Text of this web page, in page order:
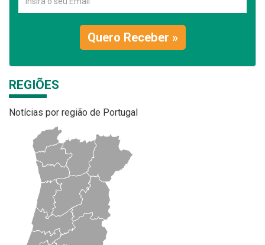
Quero Receber »
REGIÕES
Notícias por região de Portugal